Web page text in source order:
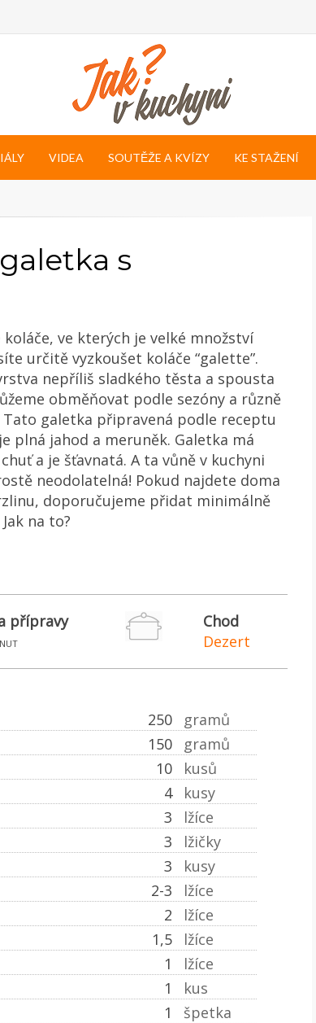
VIDEA SOUTĚŽE A KVÍZY KE STAŽENÍ
s
ve kterých je velké množství
určitě vyzkoušet koláče “galette”.
nepříliš sladkého těsta a spousta
obměňovat podle sezóny a různě
galetka připravená podle receptu
plná jahod a meruněk. Galetka má
a je šťavnatá. A ta vůně v kuchyni
neodolatelná! Pokud najdete doma
doporučujeme přidat minimálně
na to?
přípravy
Chod
Dezert
250
gramů
150 gramů
10
kusů
4
kusy
3
lžíce
3
lžičky
3
kusy
2-3 lžíce
2
lžíce
1,5
lžíce
1
lžíce
1
kus
1 špetka